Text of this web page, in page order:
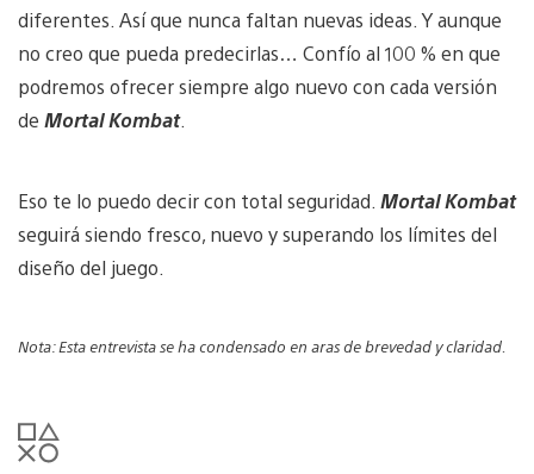
diferentes. Así que nunca faltan nuevas ideas. Y aunque
no creo que pueda predecirlas… Confío al 100 % en que
podremos ofrecer siempre algo nuevo con cada versión
de Mortal Kombat.
Eso te lo puedo decir con total seguridad. Mortal Kombat
seguirá siendo fresco, nuevo y superando los límites del
diseño del juego.
Nota: Esta entrevista se ha condensado en aras de brevedad y claridad.